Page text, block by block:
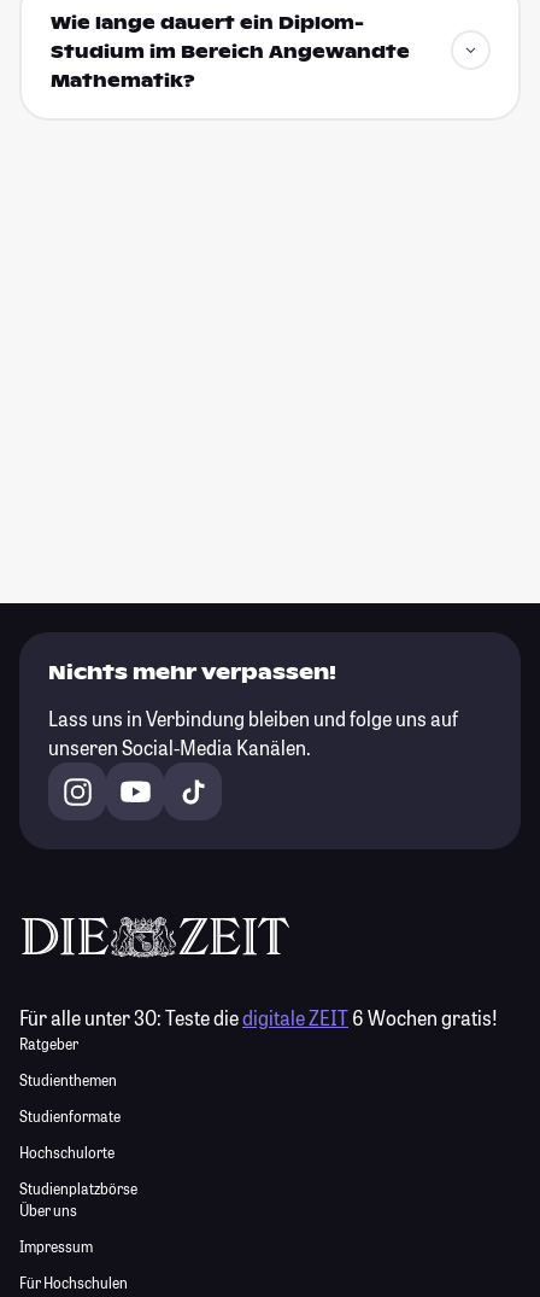
Wie lange dauert ein Diplom-
Studium im Bereich Angewandte
Mathematik?
Nichts mehr verpassen!
Lass uns in Verbindung bleiben und folge uns auf
unseren Social-Media Kanälen.
Für alle unter 30:Teste diedigitale ZEIT6 Wochen gratis!
Ratgeber
Studienthemen
Studienformate
Hochschulorte
Studienplatzbörse
Über uns
Impressum
Für Hochschulen